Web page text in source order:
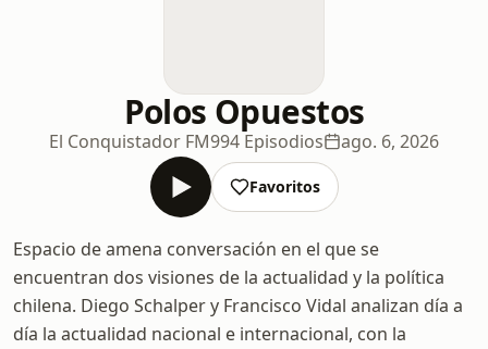
Polos Opuestos
El Conquistador FM994 Episodios ago. 6, 2026
Favoritos
Espacio de amena conversación en el que se
encuentran dos visiones de la actualidad y la política
chilena. Diego Schalper y Francisco Vidal analizan día a
día la actualidad nacional e internacional, con la